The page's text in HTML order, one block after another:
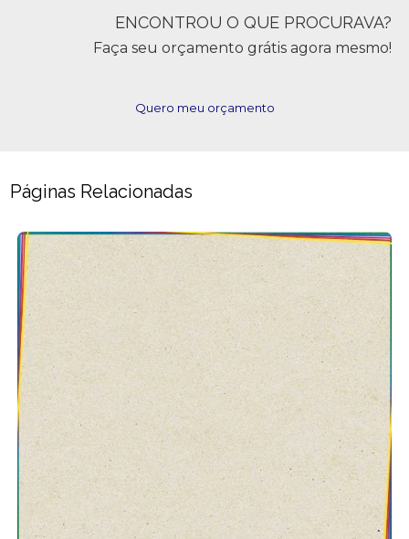
ENCONTROU O QUE PROCURAVA?
Faça seu orçamento grátis agora mesmo!
Quero meu orçamento
Páginas Relacionadas